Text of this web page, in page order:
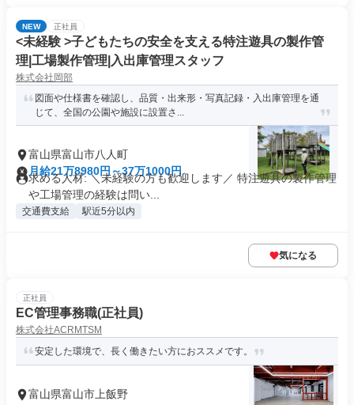
NEW 正社員
<未経験 >子どもたちの安全を支える特注遊具の製作管
理|工場製作管理|入出庫管理スタッフ
株式会社岡部
図面や仕様書を確認し、品質・出来形・写真記録・入出庫管理を通
じて、全国の公園や施設に設置さ...
富山県富山市八人町
月給21万8980円～37万1000円
求める人材: ＼未経験の方も歓迎します／ 特注遊具の製作管理
や工場管理の経験は問い...
交通費支給 駅近5分以内
気になる
正社員
EC管理事務職(正社員)
株式会社ACRMTSM
安定した環境で、長く働きたい方におススメです。
富山県富山市上飯野